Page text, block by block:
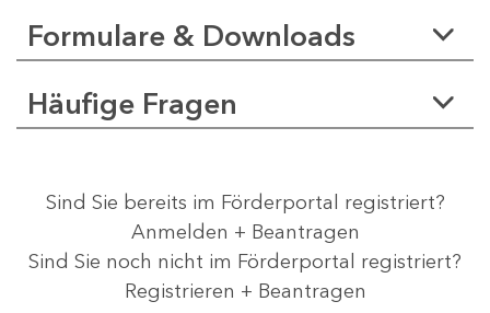
Formulare & Downloads
Häufige Fragen
Sind Sie bereits im Förderportal registriert?
Anmelden + Beantragen
Sind Sie noch nicht im Förderportal registriert?
Registrieren + Beantragen